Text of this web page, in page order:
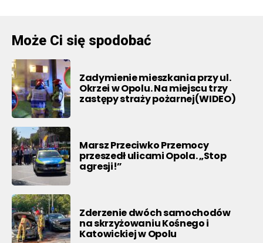
Może Ci się spodobać
Zadymienie mieszkania przy ul.
Okrzei w Opolu. Na miejscu trzy
zastępy straży pożarnej(WIDEO)
Marsz Przeciwko Przemocy
przeszedł ulicami Opola. „Stop
agresji!”
Zderzenie dwóch samochodów
na skrzyżowaniu Kośnego i
Katowickiej w Opolu